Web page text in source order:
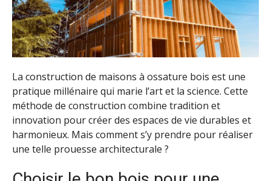
La construction de maisons à ossature bois est une
pratique millénaire qui marie l’art et la science. Cette
méthode de construction combine tradition et
innovation pour créer des espaces de vie durables et
harmonieux. Mais comment s’y prendre pour réaliser
une telle prouesse architecturale ?